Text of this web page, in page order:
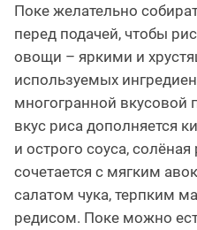
Поке желательно
перед подачей, чтобы
овощи – яркими и
используемых
многогранной вкусовой
вкус риса дополняется
и острого соуса,
сочетается с мягким
салатом чука, терпким
редисом. Поке можно